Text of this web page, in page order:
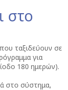
στο
ταξιδεύουν σε
για
180 ημερών).
στο σύστημα,